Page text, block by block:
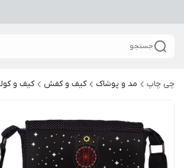
جستجو
چی چاپ مد و پوشاک کیف و کفش کیف و